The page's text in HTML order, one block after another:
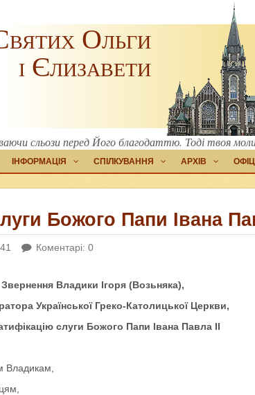
Ольги
і Єлизавети
сльози перед Його благодаттю. Тоді твоя
ІНФОРМАЦІЯ СПІЛКУВАННЯ АРХІВ
Божого Папи Івана
Коментарі: 0
Звернення Владики Ігоря (Возьняка),
Української Греко-Католицької Церкви,
слуги Божого Папи Івана Павла II
Владикам,